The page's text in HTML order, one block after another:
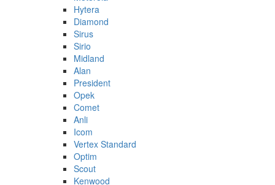
Hytera
Diamond
Sirus
Sirio
Midland
Alan
President
Opek
Comet
Anli
Icom
Vertex Standard
Optim
Scout
Kenwood